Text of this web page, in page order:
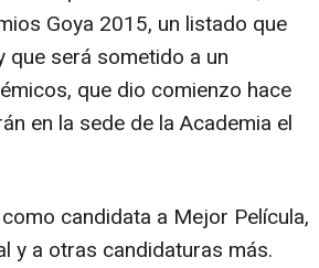
Goya 2015, un listado que
será sometido a un
que dio comienzo hace
en la sede de la Academia el
candidata a Mejor Película,
y a otras candidaturas más.